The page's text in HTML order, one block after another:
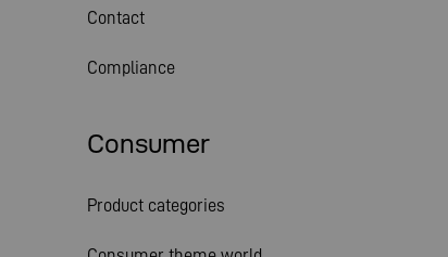
Contact
Compliance
Consumer
Product categories